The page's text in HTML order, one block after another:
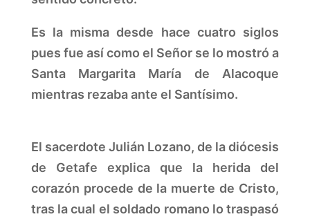
Es la misma desde hace cuatro siglos
pues fue así como el Señor se lo mostró a
Santa Margarita María de Alacoque
mientras rezaba ante el Santísimo.
El sacerdote Julián Lozano, de la diócesis
de Getafe explica que la herida del
corazón procede de la muerte de Cristo,
tras la cual el soldado romano lo traspasó